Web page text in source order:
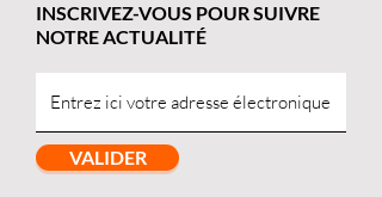
INSCRIVEZ-VOUS POUR SUIVRE
NOTRE ACTUALITÉ
VALIDER